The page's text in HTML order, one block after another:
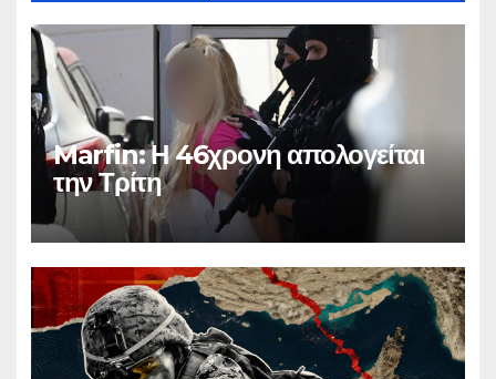
Marfin: Η 46χρονη απολογείται
την Τρίτη